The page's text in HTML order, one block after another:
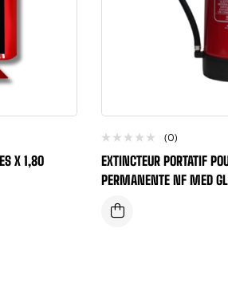
X 1,80
(0)
EXTINCTEUR PORTATIF
PERMANENTE NF MED